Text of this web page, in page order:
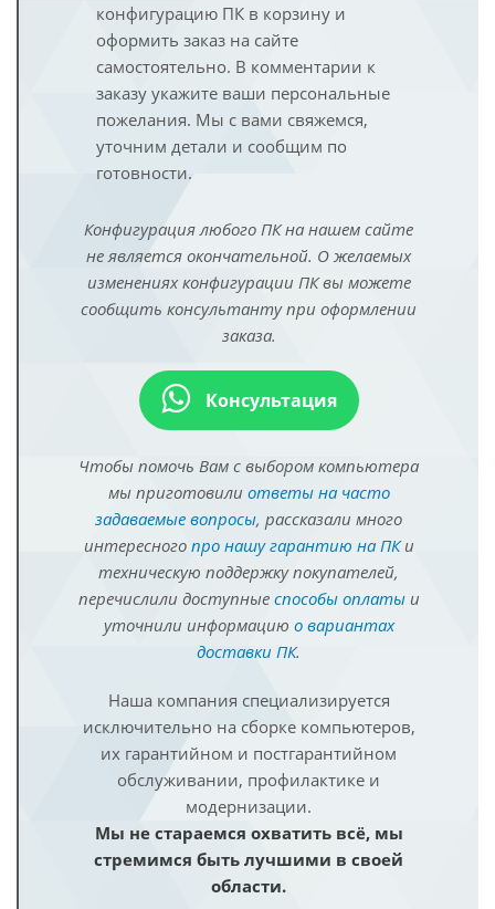
конфигурацию ПК в корзину и
оформить заказ на сайте
самостоятельно. В комментарии к
заказу укажите ваши персональные
пожелания. Мы с вами свяжемся,
уточним детали и сообщим по
готовности.
Конфигурация любого ПК на нашем сайте
не является окончательной. О желаемых
изменениях конфигурации ПК вы можете
сообщить консультанту при оформлении
заказа.
Консультация
Чтобы помочь Вам с выбором компьютера
мы приготовили ответы на часто
задаваемые вопросы, рассказали много
интересного про нашу гарантию на ПКи
техническую поддержку покупателей,
перечислили доступные способы оплатыи
уточнили информацию о вариантах
доставки ПК.
Наша компания специализируется
исключительно на сборке компьютеров,
их гарантийном и постгарантийном
обслуживании, профилактике и
модернизации.
Мы не стараемся охватить всё, мы
стремимся быть лучшими в своей
области.